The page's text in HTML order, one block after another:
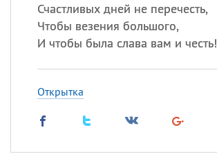
Счастливых дней не перечесть,
Чтобы везения большого,
И чтобы была слава вам и честь!
Открытка